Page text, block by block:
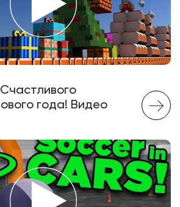
года! Видео